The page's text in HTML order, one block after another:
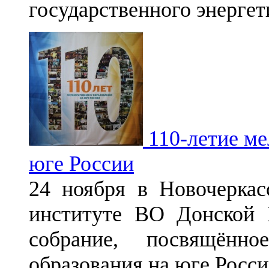
государственного
110-летие
юге России
24 ноября в
институте ВО Донской
собрание,